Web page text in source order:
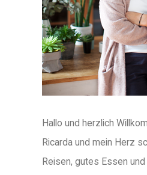
Hallo und herzlich
Ricarda und mein Herz
Reisen, gutes Essen und